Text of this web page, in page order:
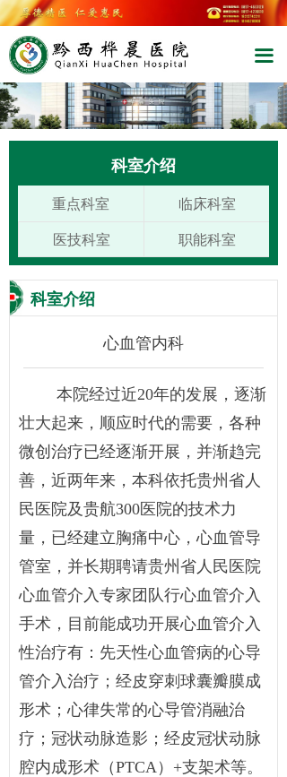
끀
科室介绍
重点科室
临床科室
医技科室
职能科室
科室介绍
心血管内科
本院经过近20年的发展，逐渐
壮大起来，顺应时代的需要，各种
微创治疗已经逐渐开展，并渐趋完
善，近两年来，本科依托贵州省人
民医院及贵航300医院的技术力
量，已经建立胸痛中心，心血管导
管室，并长期聘请贵州省人民医院
心血管介入专家团队行心血管介入
手术，目前能成功开展心血管介入
性治疗有：先天性心血管病的心导
管介入治疗；经皮穿刺球囊瓣膜成
形术；心律失常的心导管消融治
疗；冠状动脉造影；经皮冠状动脉
腔内成形术（PTCA）+支架术等。